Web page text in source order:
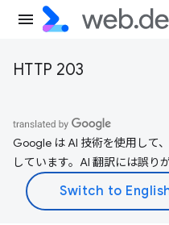
HTTP 203
Google は AI 技術を使用して
しています。AI 翻訳には誤り